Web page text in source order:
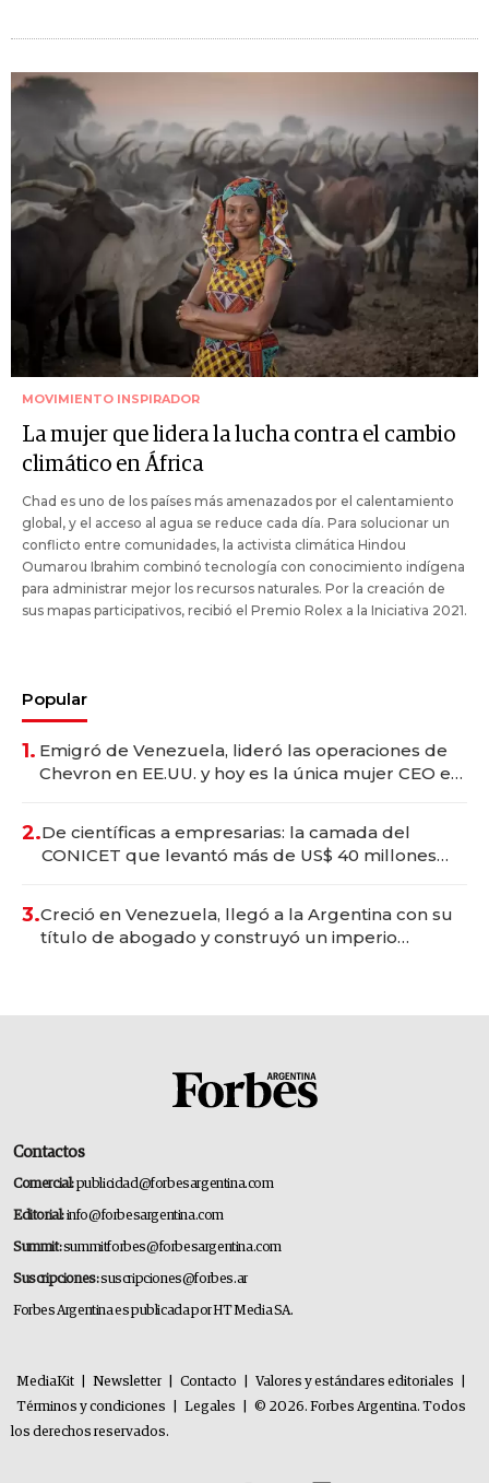
MOVIMIENTO INSPIRADOR
La mujer que lidera la lucha contra el cambio
climático en África
Chad es uno de los países más amenazados por el calentamiento
global, y el acceso al agua se reduce cada día. Para solucionar un
conflicto entre comunidades, la activista climática Hindou
Oumarou Ibrahim combinó tecnología con conocimiento indígena
para administrar mejor los recursos naturales. Por la creación de
sus mapas participativos, recibió el Premio Rolex a la Iniciativa 2021.
Popular
1. Emigró de Venezuela, lideró las operaciones de
Chevron en EE.UU. y hoy es la única mujer CEO en
2.De científicas a empresarias: la camada del
CONICET que levantó más de US$ 40 millones
3.Creció en Venezuela, llegó a la Argentina con su
título de abogado y construyó un imperio
Contactos
Comercial:publicidad@forbesargentina.com
Editorial:info@forbesargentina.com
Summit:summitforbes@forbesargentina.com
Suscripciones:suscripciones@forbes.ar
Forbes Argentina es publicada por HT Media SA.
MediaKit Newsletter Contacto Valores y estándares editoriales
Términos y condiciones
Legales
© 2026. Forbes Argentina. Todos
los derechos reservados.